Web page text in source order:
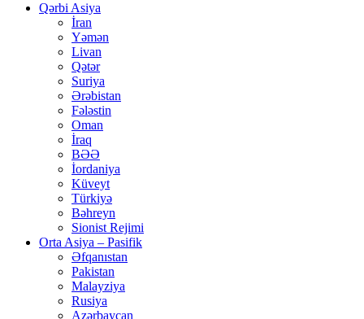
Qərbi Asiya
İran
Yəmən
Livan
Qətər
Suriya
Ərəbistan
Fələstin
Oman
İraq
BƏƏ
İordaniya
Küveyt
Türkiyə
Bəhreyn
Sionist Rejimi
Orta Asiya – Pasifik
Əfqanıstan
Pakistan
Malayziya
Rusiya
Azərbaycan